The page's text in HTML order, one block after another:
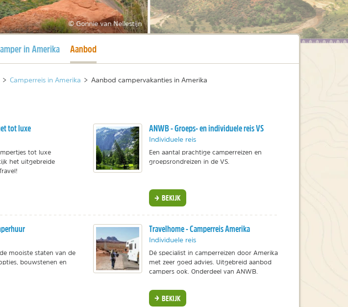
© Gonnie van Nellestijn
in Amerika Huidige pagina
Aanbod
> Camperreis in Amerika > Aanbod campervakanties in Amerika
tot luxe
tot luxe
het uitgebreide
ANWB - Groeps- en individuele reis VS
Individuele reis
Een aantal prachtige camperreizen en
groepsrondreizen in de VS.
BEKIJK
mooiste staten van de
bouwstenen en
Travelhome - Camperreis Amerika
Individuele reis
Dé specialist in camperreizen door Amerika
met zeer goed advies. Uitgebreid aanbod
campers ook. Onderdeel van ANWB.
BEKIJK